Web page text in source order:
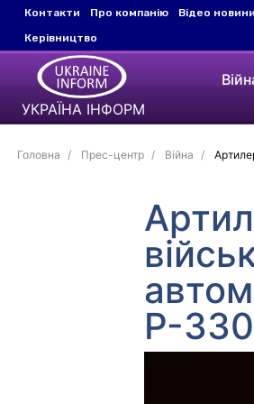
Контакти Про компанію
Відео новини
Керівництво
УКРАЇНА ІНФОРМ
Головна Прес-центр Війна
Р-